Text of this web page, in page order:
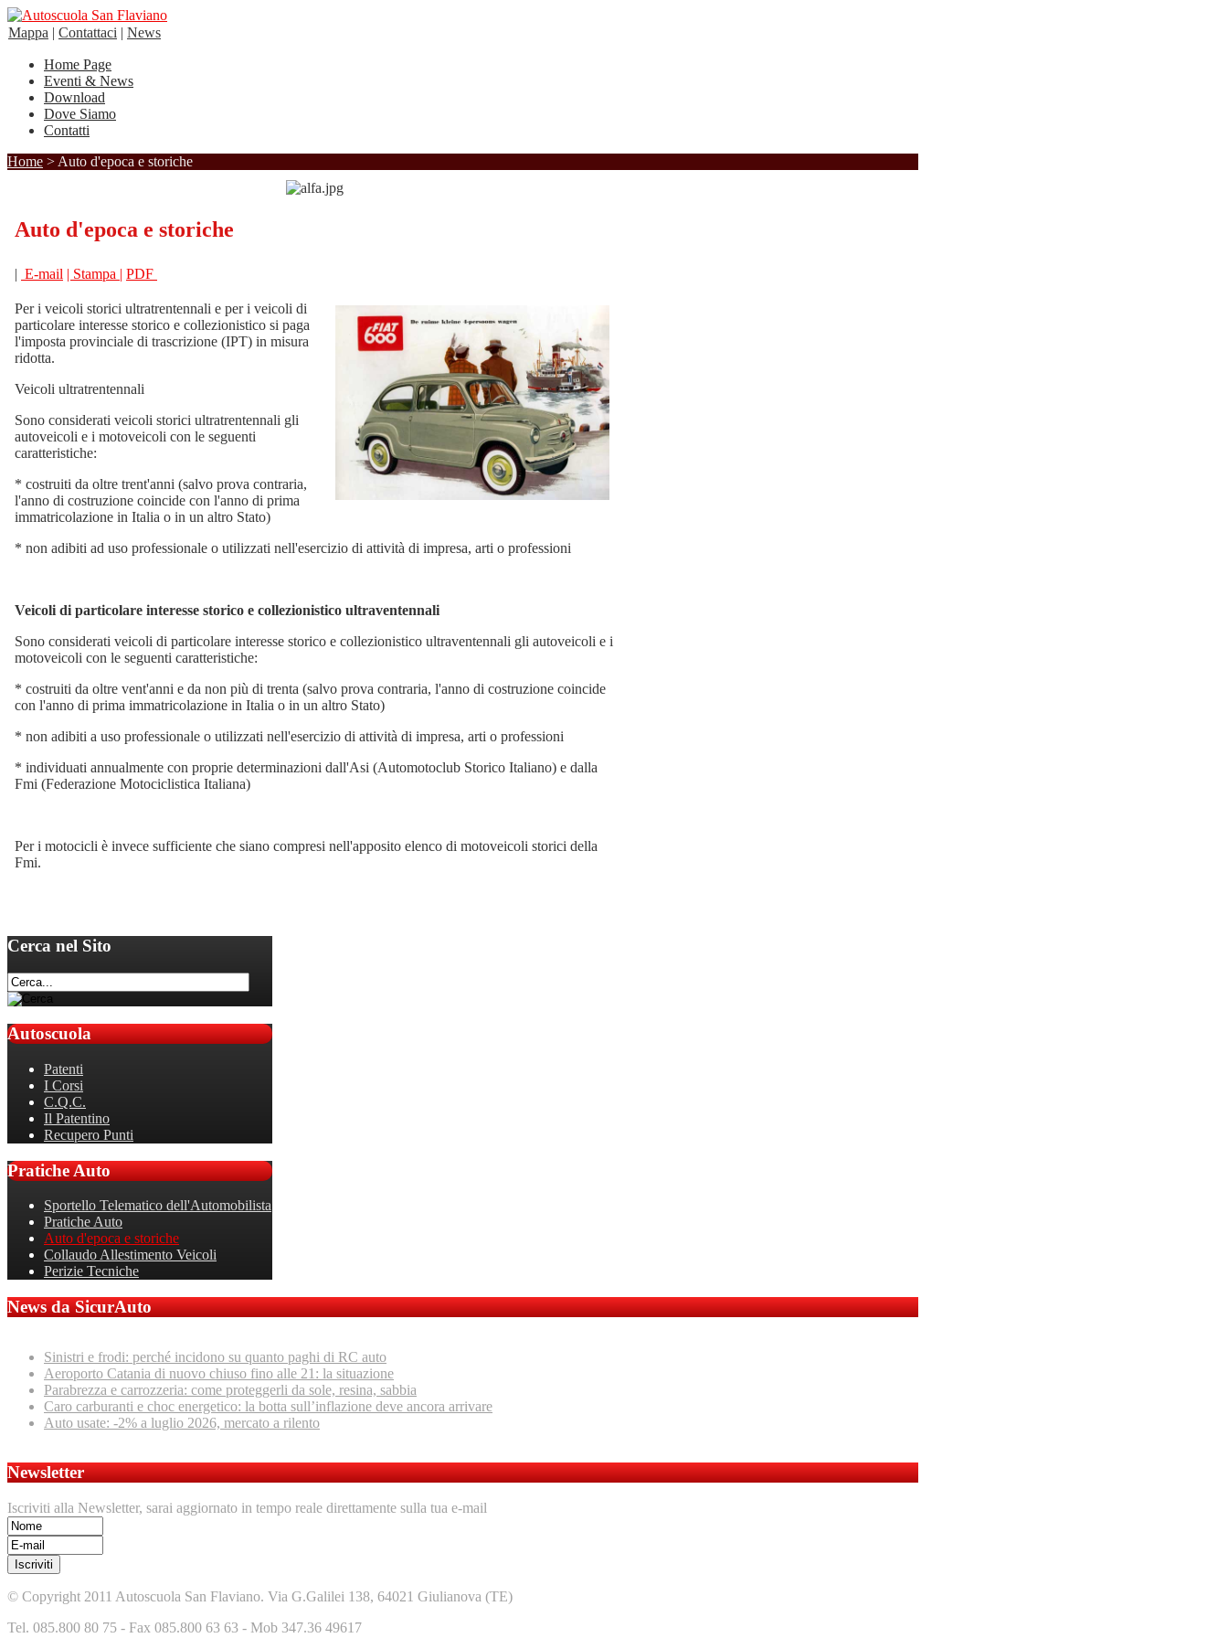
Mappa | Contattaci | News
Home Page
Eventi & News
Download
Dove Siamo
Contatti
Home > Auto d'epoca e storiche
Auto d'epoca e storiche
| E-mail | Stampa | PDF
Per i veicoli storici ultratrentennali e per i veicoli di
particolare interesse storico e collezionistico si paga
l'imposta provinciale di trascrizione (IPT) in misura
ridotta.
Veicoli ultratrentennali
Sono considerati veicoli storici ultratrentennali gli
autoveicoli e i motoveicoli con le seguenti
caratteristiche:
* costruiti da oltre trent'anni (salvo prova contraria,
l'anno di costruzione coincide con l'anno di prima
immatricolazione in Italia o in un altro Stato)
* non adibiti ad uso professionale o utilizzati nell'esercizio di attività di impresa, arti o professioni
Veicoli di particolare interesse storico e collezionistico ultraventennali
Sono considerati veicoli di particolare interesse storico e collezionistico ultraventennali gli autoveicoli e i
motoveicoli con le seguenti caratteristiche:
* costruiti da oltre vent'anni e da non più di trenta (salvo prova contraria, l'anno di costruzione coincide
con l'anno di prima immatricolazione in Italia o in un altro Stato)
* non adibiti a uso professionale o utilizzati nell'esercizio di attività di impresa, arti o professioni
* individuati annualmente con proprie determinazioni dall'Asi (Automotoclub Storico Italiano) e dalla
Fmi (Federazione Motociclistica Italiana)
Per i motocicli è invece sufficiente che siano compresi nell'apposito elenco di motoveicoli storici della
Fmi.
Cerca nel Sito
Autoscuola
Patenti
I Corsi
C.Q.C.
Il Patentino
Recupero Punti
PraticheAuto
Sportello Telematico dell'Automobilista
Pratiche Auto
Auto d'epoca e storiche
Collaudo Allestimento Veicoli
Perizie Tecniche
News da SicurAuto
Sinistri e frodi: perché incidono su quanto paghi di RC auto
Aeroporto Catania di nuovo chiuso fino alle 21: la situazione
Parabrezza e carrozzeria: come proteggerli da sole, resina, sabbia
Caro carburanti e choc energetico: la botta sull’inflazione deve ancora arrivare
Auto usate: -2% a luglio 2026, mercato a rilento
Newsletter
Iscriviti alla Newsletter, sarai aggiornato in tempo reale direttamente sulla tua e-mail
© Copyright 2011 Autoscuola San Flaviano. Via G.Galilei 138, 64021 Giulianova (TE)
Tel. 085.800 80 75 - Fax 085.800 63 63 - Mob 347.36 49617